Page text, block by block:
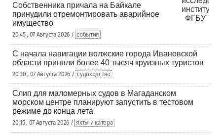
Собственника причала на Байкале
принудили отремонтировать аварийное
имущество
20:45 , 07 Августа 2026 / события
С начала навигации волжские города Ивановской
области приняли более 40 тысяч круизных туристов
20:30 , 07 Августа 2026 / судоходство
Слип для маломерных судов в Магаданском
морском центре планируют запустить в тестовом
режиме до конца лета
20:15 , 07 Августа 2026 / яхты и катера